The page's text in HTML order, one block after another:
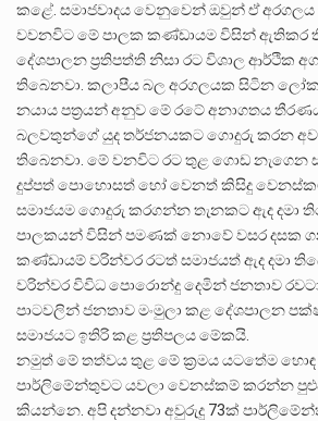
කළේ. සමාජවාදය වෙනුවෙන් ඔවුන් ඒ අරගලය
වවනවිට මේ පාලක කණ්ඩායම විසින් ඇතිකර
දේශපාලන ප්‍රති‍පත්ති නිසා රට විශාල ආර්ථික
‍තිබෙනවා. කලාපීය බල අරගලයක සිටින
නයාය පත්‍රයන් අනුව මේ රටේ අනාගතය
බලවතුන්ගේ යුද තර්ජනයකට ගොදුරු කරන
තිබෙනවා. මේ වනවිට රට තුළ ගොඩ නැගෙන
දුප්පත් පොහොසත් හෝ වෙනත් කිසිදු
සමාජයම ගොදුරු කරගන්න තැනකට ඇද දමා
පාලකයන් විසින් පමණක් නොවේ වසර දසක
කණ්ඩායම් වරින්වර රටත් සමාජයත් ඇද දමා
වරින්වර විවිධ පොරොන්දු දෙමින් ජනතාව
පාටවලින් ජනතාව මංමුලා කළ දේශපාලන
සමාජයට ඉතිරි කළ ප්‍රතිපලය මේකයි.
නමුත් මේ තත්වය තුළ මේ ක්‍රමය යටතේම
පාර්ලිමේන්තුවට යවලා වෙනස්කම් කරන්න
කියන්නෙ. අපි දන්නවා අවුරුදු 73ක්